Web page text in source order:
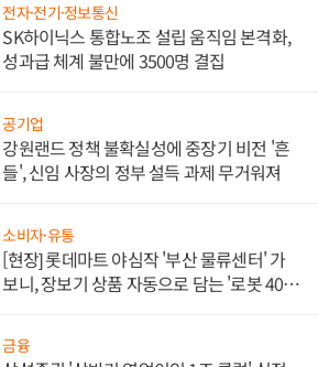
전자·전기·정보통신
SK하이닉스 통합노조 설립 움직임 본격화,
성과급 체계 불만에 3500명 결집
공기업
강원랜드 정책 불확실성에 중장기 비전 '흔
들', 신임 사장의 정부 설득 과제 무거워져
소비자·유통
[현장] 롯데마트 야심작 '부산 물류센터' 가
보니, 장보기 상품 자동으로 담는 '로봇 400
금융